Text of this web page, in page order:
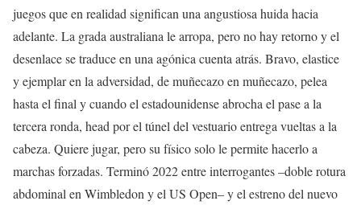
juegos que en realidad significan una angustiosa huida hacia
adelante. La grada australiana le arropa, pero no hay retorno y el
desenlace se traduce en una agónica cuenta atrás. Bravo, elastice
y ejemplar en la adversidad, de muñecazo en muñecazo, pelea
hasta el final y cuando el estadounidense abrocha el pase a la
tercera ronda, head por el túnel del vestuario entrega vueltas a la
cabeza. Quiere jugar, pero su físico solo le permite hacerlo a
marchas forzadas. Terminó 2022 entre interrogantes –doble rotura
abdominal en Wimbledon y el US Open– y el estreno del nuevo